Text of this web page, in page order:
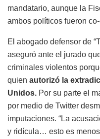
mandatario, aunque la
ambos políticos fueron
El abogado defensor de
aseguró ante el jurado
criminales violentos
quien autorizó la
Unidos. Por su parte el
por medio de Twitter
imputaciones. “La
y ridícula… esto es